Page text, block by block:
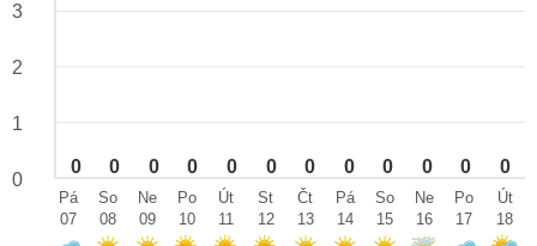
0 0 0 0 0 0 0 0 0 0 0 0
3
2
1
0
Pá
07
So
08
Ne
09
Po
10
Út
11
St
12
Čt
13
Pá
14
So
15
Ne
16
Po
17
Út
18